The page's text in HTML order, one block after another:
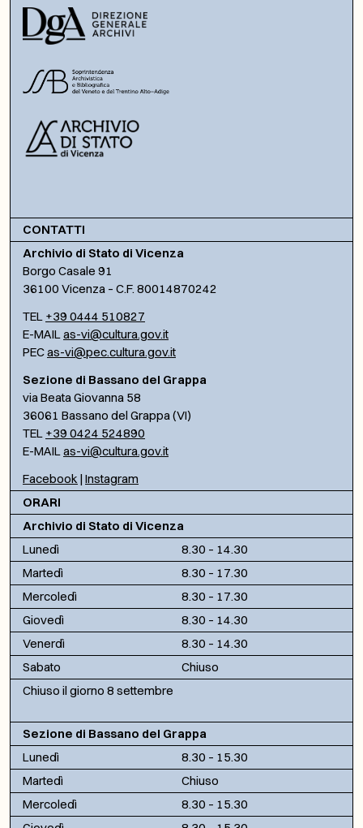
CONTATTI
Archivio di Stato di Vicenza
Borgo Casale 91
36100 Vicenza – C.F. 80014870242
TEL +39 0444 510827
E-MAILas-vi@cultura.gov.it
PECas-vi@pec.cultura.gov.it
Sezione di Bassano del Grappa
via Beata Giovanna 58
36061 Bassano del Grappa (VI)
TEL +39 0424 524890
E-MAILas-vi@cultura.gov.it
Facebook | Instagram
ORARI
Archivio di Stato di Vicenza
Lunedì
8.30 – 14.30
Martedì
8.30 – 17.30
Mercoledì
8.30 – 17.30
Giovedì
8.30 – 14.30
Venerdì
8.30 – 14.30
Sabato
Chiuso
Chiuso il giorno 8 settembre
Sezione di Bassano del Grappa
Lunedì
8.30 – 15.30
Martedì
Chiuso
Mercoledì
8.30 – 15.30